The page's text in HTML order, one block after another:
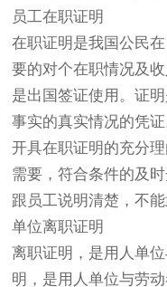
员工在职证明
在职证明是我国公民
要的对个在职情况及
是出国签证使用。证
事实的真实情况的凭
开具在职证明的充分
需要，符合条件的及
跟员工说明清楚，不能
单位离职证明
离职证明，是用人单
明，是用人单位与劳